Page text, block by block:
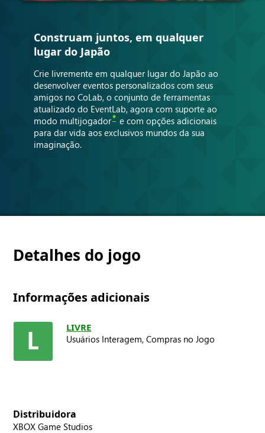
Construam juntos, em qualquer
lugar do Japão
Crie livremente em qualquer lugar do Japão ao
desenvolver eventos personalizados com seus
amigos no CoLab, o conjunto de ferramentas
atualizado do EventLab, agora com suporte ao
modo multijogador* e com opções adicionais
para dar vida aos exclusivos mundos da sua
imaginação.
Detalhes do jogo
Informações adicionais
LIVRE
Usuários Interagem, Compras no Jogo
Distribuidora
XBOX Game Studios